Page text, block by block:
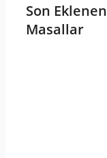
Son Eklenen
Masallar